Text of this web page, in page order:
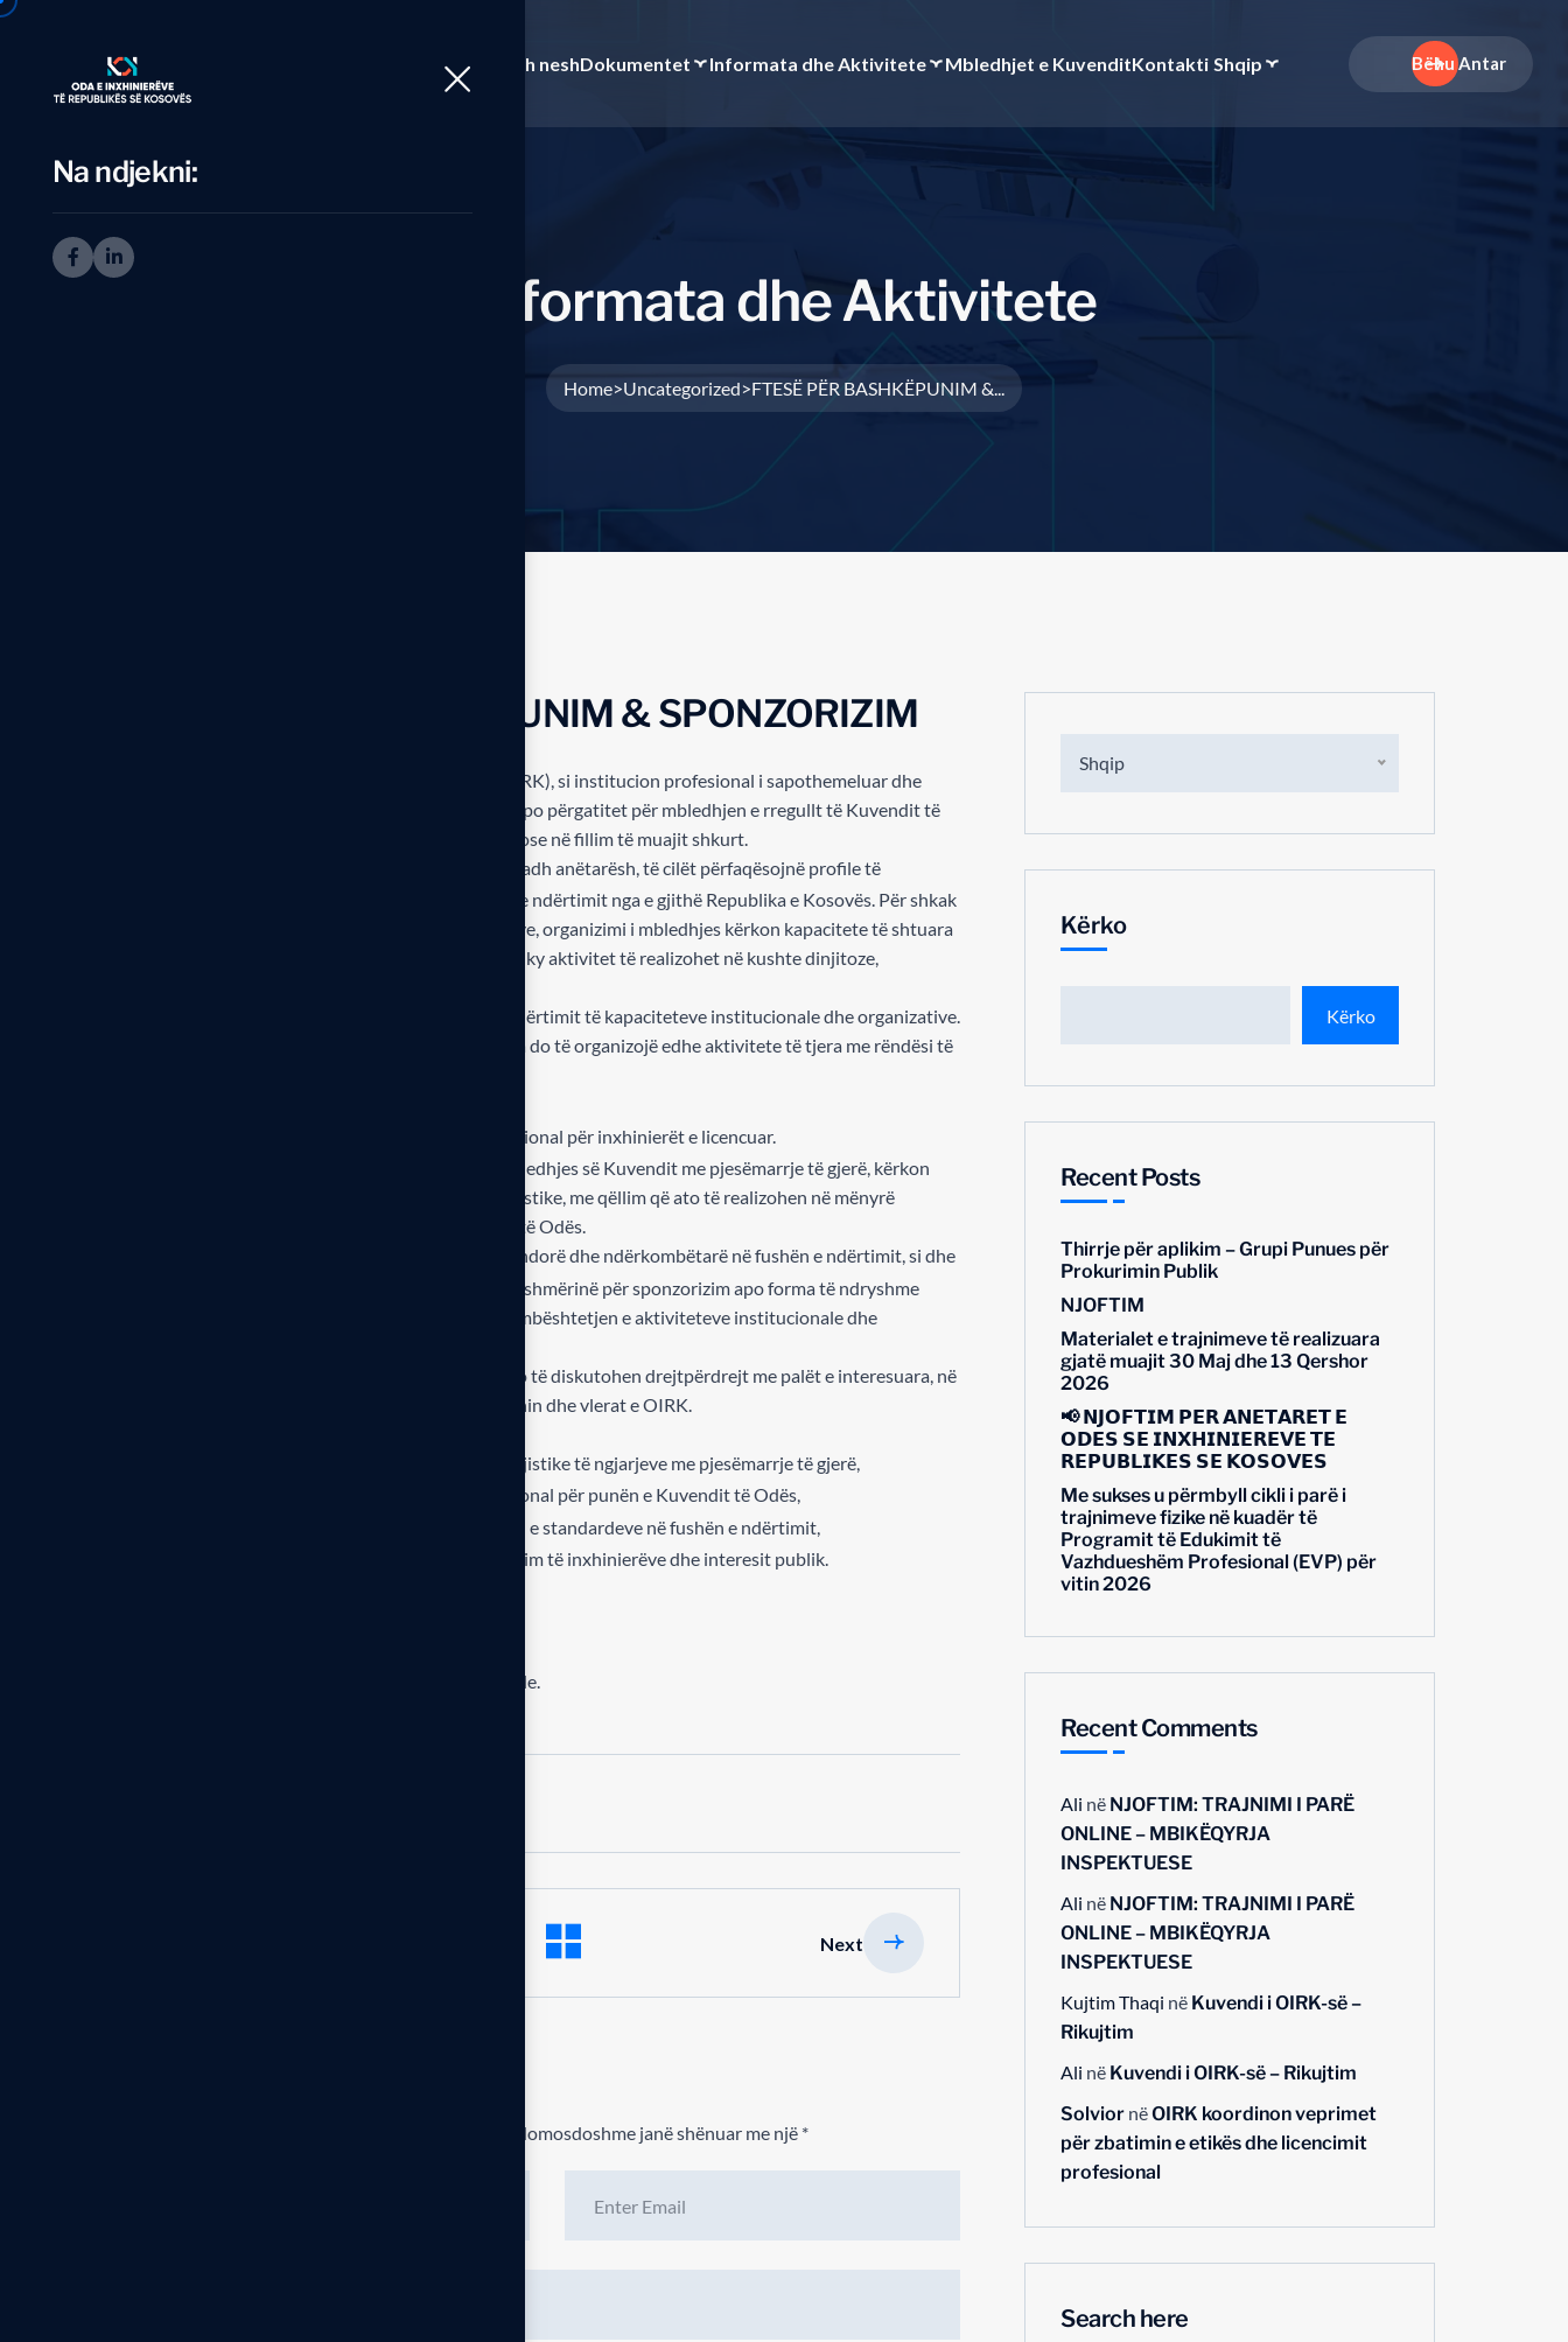
Ballina Rreth neshDokumentet Informata dhe Aktivitete Mbledhjet e KuvenditKontakti Shqip Bëhu Antar
Na ndjekni:
formata dheAktivitete
Home>Uncategorized>FTESË PËR BASHKËPUNIM &...
FTESË PËR BASHKËPUNIM & SPONZORIZIM
Oda e Inxhinierëve të Republikës së Kosovës (OIRK), si institucion profesional i sapothemeluar dhe
përfaqësues i inxhinierëve në fushën e ndërtimit, po përgatitet për mbledhjen e rregullt të Kuvendit të
Odës, e cila do të mbahet në fund të muajit janar ose në fillim të muajit shkurt.
Kuvendi i Odës përbëhet nga një numër i madh anëtarësh, të cilët përfaqësojnë profile të
ndryshme profesionale të inxhinierisë në fushën e ndërtimit nga e gjithë Republika e Kosovës. Për shkak
të këtij numri të konsiderueshëm të pjesëmarrësve, organizimi i mbledhjes kërkon kapacitete të shtuara
organizative, teknike dhe logjistike, në mënyrë që ky aktivitet të realizohet në kushte dinjitoze,
Si vit i parë i themelimit, OIRK është në fazën e ndërtimit të kapaciteteve institucionale dhe organizative.
Përveç mbledhjes së Kuvendit, gjatë këtij viti Oda do të organizojë edhe aktivitete të tjera me rëndësi të
programet e edukimit të vazhdueshëm profesional për inxhinierët e licencuar.
Organizimi i këtyre aktiviteteve, veçanërisht i mbledhjes së Kuvendit me pjesëmarrje të gjerë, kërkon
mbështetje të mirëplanifikuar financiare dhe logjistike, me qëllim që ato të realizohen në mënyrë
dinjitoze dhe në përputhje me rolin institucional të Odës.
Ftojmë bizneset, kompanitë, prodhuesit vendorë dhe ndërkombëtarë në fushën e ndërtimit, si dhe
partnerët e tjerë të interesuar, që të shprehin gatishmërinë për sponzorizim apo forma të ndryshme
bashkëpunimi, duke kontribuar drejtpërdrejt në mbështetjen e aktiviteteve institucionale dhe
Modalitetet e bashkëpunimit dhe mbështetjes do të diskutohen drejtpërdrejt me palët e interesuara, në
mënyrë transparente dhe në përputhje me misionin dhe vlerat e OIRK.
përmirësimin e kushteve organizative dhe logjistike të ngjarjeve me pjesëmarrje të gjerë,
krijimin e një ambienti profesional dhe funksional për punën e Kuvendit të Odës,
avancimin e edukimit profesional dhe ngritjen e standardeve në fushën e ndërtimit,
forcimin e rolit institucional të OIRK në shërbim të inxhinierëve dhe interesit publik.
Së bashku ndërtojmë themele të forta profesionale.
Next
Fushat e domosdoshme janë shënuar me një *
Shqip
Kërko
Kërko
Recent Posts
Thirrje për aplikim – Grupi Punues për
Prokurimin Publik
NJOFTIM
Materialet e trajnimeve të realizuara
gjatë muajit 30 Maj dhe 13 Qershor
2026
📢 𝗡𝗝𝗢𝗙𝗧𝗜𝗠 𝗣𝗘̈𝗥 𝗔𝗡𝗘̈𝗧𝗔𝗥𝗘̈𝗧 𝗘
𝗢𝗗𝗘̈𝗦 𝗦𝗘̈ 𝗜𝗡𝗫𝗛𝗜𝗡𝗜𝗘𝗥𝗘̈𝗩𝗘 𝗧𝗘̈
𝗥𝗘𝗣𝗨𝗕𝗟𝗜𝗞𝗘̈𝗦 𝗦𝗘̈ 𝗞𝗢𝗦𝗢𝗩𝗘̈𝗦
Me sukses u përmbyll cikli i parë i
trajnimeve fizike në kuadër të
Programit të Edukimit të
Vazhdueshëm Profesional (EVP) për
vitin 2026
Recent Comments
Ali në NJOFTIM: TRAJNIMI I PARË
ONLINE – MBIKËQYRJA
INSPEKTUESE
Ali në NJOFTIM: TRAJNIMI I PARË
ONLINE – MBIKËQYRJA
INSPEKTUESE
Kujtim Thaqi në Kuvendi i OIRK-së –
Rikujtim
Ali në Kuvendi i OIRK-së – Rikujtim
Solvior nëOIRK koordinon veprimet
për zbatimin e etikës dhe licencimit
profesional
Search here